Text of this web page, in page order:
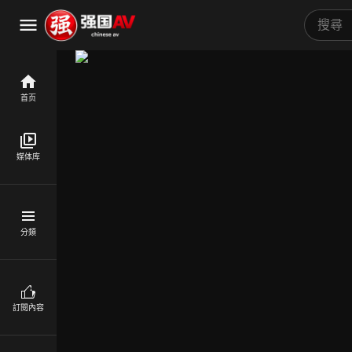
首页
媒体库
分類
訂閱內容